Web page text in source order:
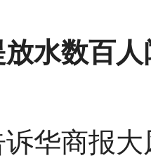
水数百
华商报